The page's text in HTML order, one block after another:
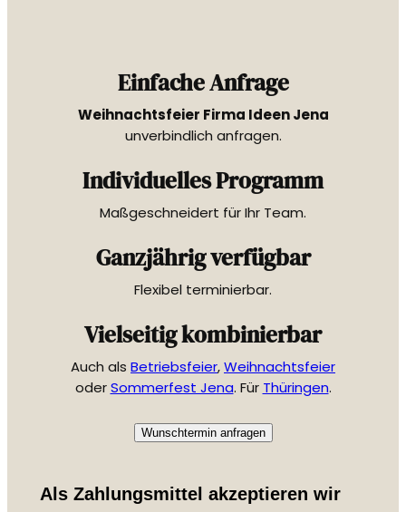
Einfache Anfrage
Weihnachtsfeier Firma Ideen Jena
unverbindlich anfragen.
Individuelles Programm
Maßgeschneidert für Ihr Team.
Ganzjährig verfügbar
Flexibel terminierbar.
Vielseitig kombinierbar
Auch als Betriebsfeier,Weihnachtsfeier
oderSommerfest Jena. Für Thüringen.
Wunschtermin anfragen
Als Zahlungsmittel akzeptieren wir